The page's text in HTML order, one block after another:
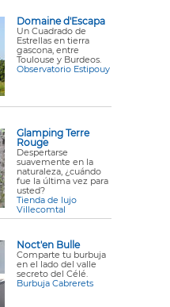
Domaine d'Escapa
Un Cuadrado de
Estrellas en tierra
gascona, entre
Toulouse y Burdeos.
Observatorio Estipouy
Glamping Terre
Rouge
Despertarse
suavemente en la
naturaleza, ¿cuándo
fue la última vez para
usted?
Tienda de lujo
Villecomtal
Noct'en Bulle
Comparte tu burbuja
en el lado del valle
secreto del Célé.
Burbuja Cabrerets